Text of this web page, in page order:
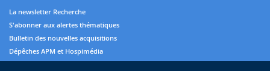
La newsletter Recherche
S'abonner aux alertes thématiques
Bulletin des nouvelles acquisitions
Dépêches APM et Hospimédia